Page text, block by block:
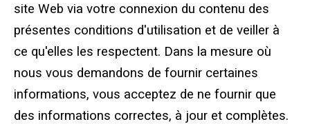
site Web via votre connexion du contenu des
présentes conditions d'utilisation et de veiller à
ce qu'elles les respectent. Dans la mesure où
nous vous demandons de fournir certaines
informations, vous acceptez de ne fournir que
des informations correctes, à jour et complètes.